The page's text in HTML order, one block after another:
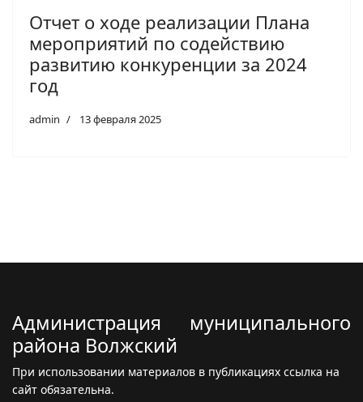
Отчет о ходе реализации Плана
мероприятий по содействию
развитию конкуренции за 2024
год
admin 13 февраля 2025
Администрация муниципального
района Волжский
При использовании материалов в публикациях ссылка на
сайт обязательна.